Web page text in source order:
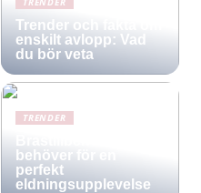
Trender och fakta om
enskilt avlopp: Vad
du bör veta
TRENDER
behöver för en
perfekt
eldningsupplevelse